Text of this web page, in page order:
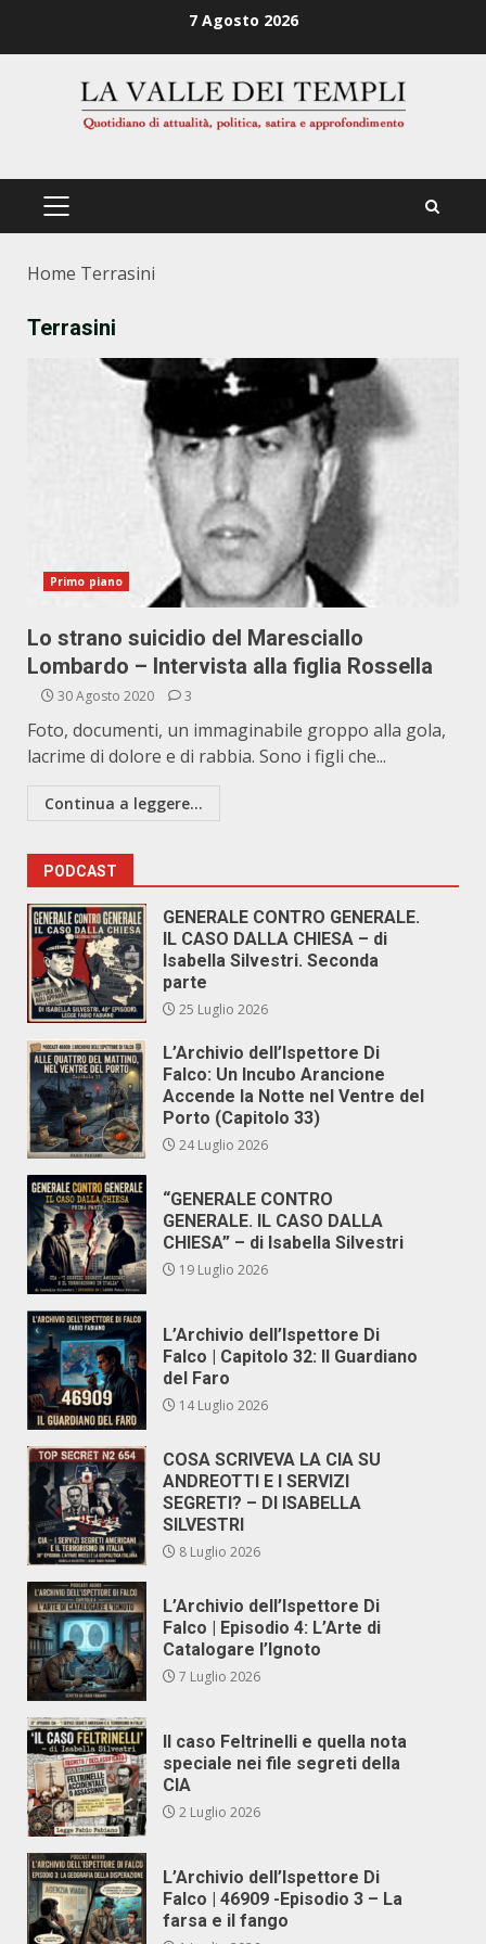
7 Agosto 2026
PRIMÄRES
Home Terrasini
Terrasini
Primo piano
Lo strano suicidio del Maresciallo
Lombardo – Intervista alla figlia Rossella
30 Agosto 2020 3
Foto, documenti, un immaginabile groppo alla gola,
lacrime di dolore e di rabbia. Sono i figli che...
Continua a leggere...
PODCAST
GENERALE CONTRO GENERALE.
IL CASO DALLA CHIESA – di
Isabella Silvestri. Seconda
parte
25 Luglio 2026
L’Archivio dell’Ispettore Di
Falco: Un Incubo Arancione
Accende la Notte nel Ventre del
Porto (Capitolo 33)
24 Luglio 2026
“GENERALE CONTRO
GENERALE. IL CASO DALLA
CHIESA” – di Isabella Silvestri
19 Luglio 2026
L’Archivio dell’Ispettore Di
Falco | Capitolo 32: Il Guardiano
del Faro
14 Luglio 2026
COSA SCRIVEVA LA CIA SU
ANDREOTTI E I SERVIZI
SEGRETI? – DI ISABELLA
SILVESTRI
8 Luglio 2026
L’Archivio dell’Ispettore Di
Falco | Episodio 4: L’Arte di
Catalogare l’Ignoto
7 Luglio 2026
Il caso Feltrinelli e quella nota
speciale nei file segreti della
CIA
2 Luglio 2026
L’Archivio dell’Ispettore Di
Falco | 46909 -Episodio 3 – La
farsa e il fango